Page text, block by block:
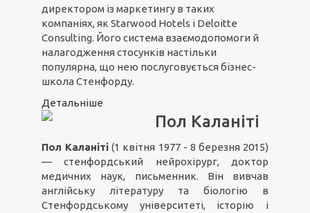
директором із маркетингу в таких
компаніях, як Starwood Hotels і Deloitte
Consulting. Його система взаємодопомоги й
налагодження стосунків настільки
популярна, що нею послуговується бізнес-
школа Стенфорду.
Детальніше
Пол Каланіті
Пол Каланіті (1 квітня 1977 - 8 березня 2015)
— стенфордський нейрохірург, доктор
медичних наук, письменник. Він вивчав
англійську літературу та біологію в
Стенфордському університеті, історію і